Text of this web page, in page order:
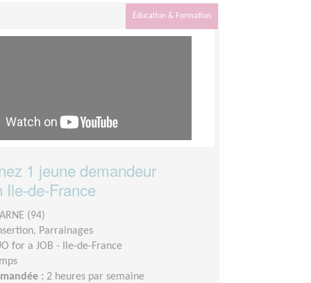
Éducation & Formation
1 jeune demandeur
Ile-de-France
(94)
Parrainages
for a JOB - Ile-de-France
: 2 heures par semaine